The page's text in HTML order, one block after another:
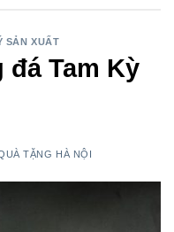
SẢN XUẤT
Tam Kỳ
TẶNG HÀ NỘI